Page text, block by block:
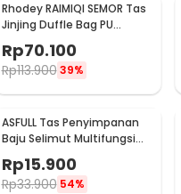
Rhodey RAIMIQI SEMOR Tas
Jinjing Duffle Bag PU
Beauty - C01
Rp70.100
Rp113.900 39%
ASFULL Tas Penyimpanan
Baju Selimut Multifungsi
60x40x30cm - ASS60
Rp15.900
Rp33.900 54%